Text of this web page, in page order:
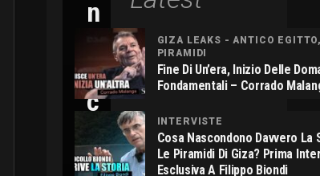
N
I
C
L
GIZA LEAKS - ANTICO
PIRAMIDI
Fine Di Un’era, Inizio Delle
Fondamentali – Corrado
INTERVISTE
Cosa Nascondono Davvero La
Le Piramidi Di Giza? Prima
Esclusiva A Filippo Biondi